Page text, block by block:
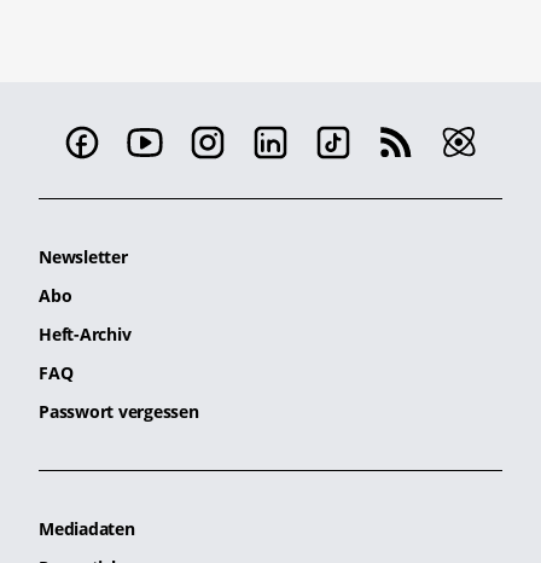
Newsletter
Abo
Heft-Archiv
FAQ
Passwort vergessen
Mediadaten